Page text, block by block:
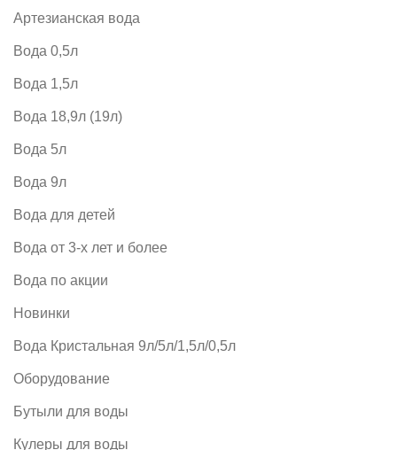
Артезианская вода
Вода 0,5л
Вода 1,5л
Вода 18,9л (19л)
Вода 5л
Вода 9л
Вода для детей
Вода от 3-х лет и более
Вода по акции
Новинки
Вода Кристальная 9л/5л/1,5л/0,5л
Оборудование
Бутыли для воды
Кулеры для воды